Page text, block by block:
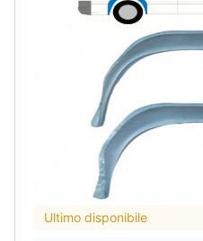
Ultimo disponibile